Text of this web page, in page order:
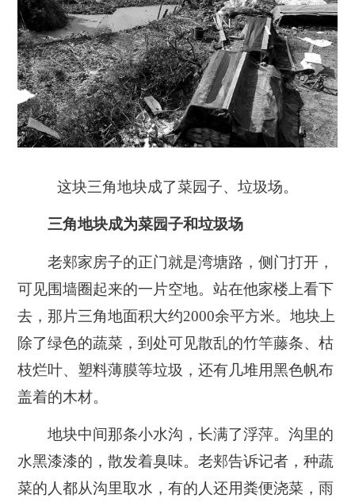
这块三角地块成了菜园子、垃圾场。
三角地块成为菜园子和垃圾场
老郏家房子的正门就是湾塘路，侧门打开，
可见围墙圈起来的一片空地。站在他家楼上看下
去，那片三角地面积大约2000余平方米。地块上
除了绿色的蔬菜，到处可见散乱的竹竿藤条、枯
枝烂叶、塑料薄膜等垃圾，还有几堆用黑色帆布
盖着的木材。
地块中间那条小水沟，长满了浮萍。沟里的
水黑漆漆的，散发着臭味。老郏告诉记者，种蔬
菜的人都从沟里取水，有的人还用粪便浇菜，雨